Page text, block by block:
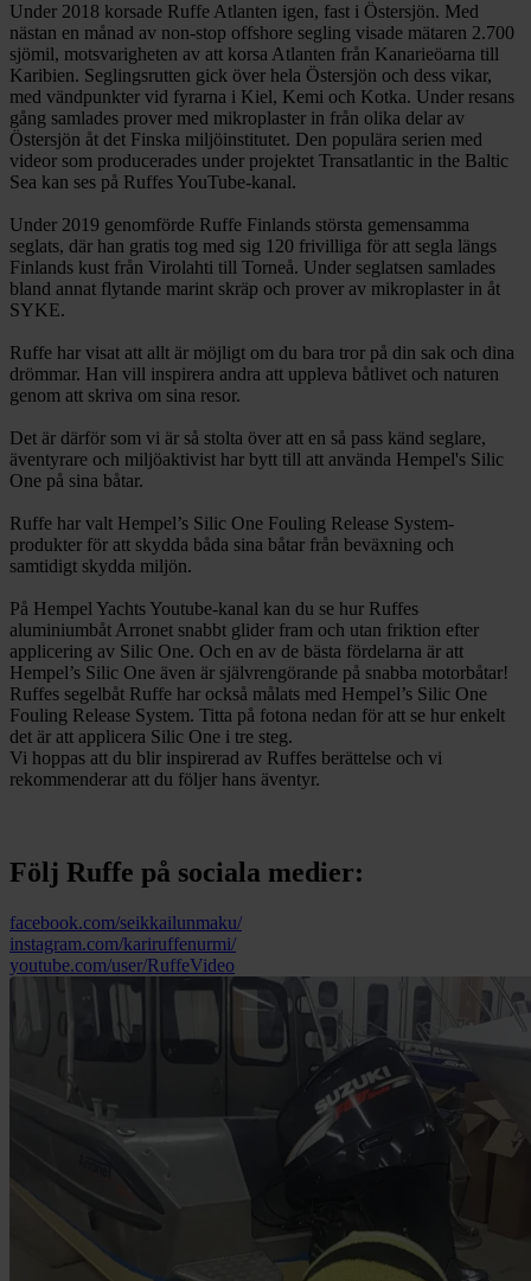
Under 2018 korsade Ruffe Atlanten igen, fast i Östersjön. Med
nästan en månad av non-stop offshore segling visade mätaren 2.700
sjömil, motsvarigheten av att korsa Atlanten från Kanarieöarna till
Karibien. Seglingsrutten gick över hela Östersjön och dess vikar,
med vändpunkter vid fyrarna i Kiel, Kemi och Kotka. Under resans
gång samlades prover med mikroplaster in från olika delar av
Östersjön åt det Finska miljöinstitutet. Den populära serien med
videor som producerades under projektet Transatlantic in the Baltic
Sea kan ses på Ruffes YouTube-kanal.
Under 2019 genomförde Ruffe Finlands största gemensamma
seglats, där han gratis tog med sig 120 frivilliga för att segla längs
Finlands kust från Virolahti till Torneå. Under seglatsen samlades
bland annat flytande marint skräp och prover av mikroplaster in åt
SYKE.
Ruffe har visat att allt är möjligt om du bara tror på din sak och dina
drömmar. Han vill inspirera andra att uppleva båtlivet och naturen
genom att skriva om sina resor.
Det är därför som vi är så stolta över att en så pass känd seglare,
äventyrare och miljöaktivist har bytt till att använda Hempel's Silic
One på sina båtar.
Ruffe har valt Hempel’s Silic One Fouling Release System-
produkter för att skydda båda sina båtar från beväxning och
samtidigt skydda miljön.
På Hempel Yachts Youtube-kanal kan du se hur Ruffes
aluminiumbåt Arronet snabbt glider fram och utan friktion efter
applicering av Silic One. Och en av de bästa fördelarna är att
Hempel’s Silic One även är självrengörande på snabba motorbåtar!
Ruffes segelbåt Ruffe har också målats med Hempel’s Silic One
Fouling Release System. Titta på fotona nedan för att se hur enkelt
det är att applicera Silic One i tre steg.
Vi hoppas att du blir inspirerad av Ruffes berättelse och vi
rekommenderar att du följer hans äventyr.
Följ Ruffe på sociala medier:
facebook.com/seikkailunmaku/
instagram.com/kariruffenurmi/
youtube.com/user/RuffeVideo